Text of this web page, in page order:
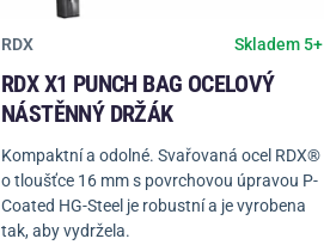
RDX Skladem 5+
RDX X1 PUNCH BAG OCELOVÝ
NÁSTĚNNÝ DRŽÁK
Kompaktní a odolné. Svařovaná ocel RDX®
o tloušťce 16 mm s povrchovou úpravou P-
Coated HG-Steel je robustní a je vyrobena
tak, aby vydržela.